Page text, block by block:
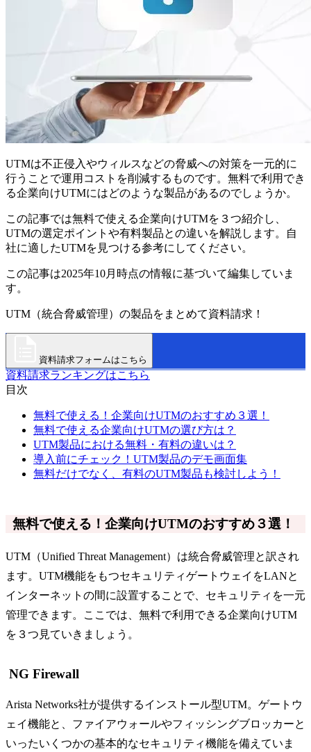
UTMは不正侵入やウィルスなどの脅威への対策を一元的に
行うことで運用コストを削減するものです。無料で利用でき
る企業向けUTMにはどのような製品があるのでしょうか。
この記事では無料で使える企業向けUTMを３つ紹介し、
UTMの選定ポイントや有料製品との違いを解説します。自
社に適したUTMを見つける参考にしてください。
この記事は2025年10月時点の情報に基づいて編集していま
す。
UTM（統合脅威管理）の製品をまとめて資料請求！
資料請求フォームはこちら
資料請求ランキングはこちら
目次
無料で使える！企業向けUTMのおすすめ３選！
無料で使える企業向けUTMの選び方は？
UTM製品における無料・有料の違いは？
導入前にチェック！UTM製品のデモ画面集
無料だけでなく、有料のUTM製品も検討しよう！
無料で使える！企業向けUTMのおすすめ３選！
UTM（Unified Threat Management）は統合脅威管理と訳され
ます。UTM機能をもつセキュリティゲートウェイをLANと
インターネットの間に設置することで、セキュリティを一元
管理できます。ここでは、無料で利用できる企業向けUTM
を３つ見ていきましょう。
NG Firewall
Arista Networks社が提供するインストール型UTM。ゲートウ
ェイ機能と、ファイアウォールやフィッシングブロッカーと
いったいくつかの基本的なセキュリティ機能を備えていま